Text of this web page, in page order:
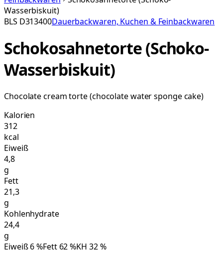
Wasserbiskuit)
BLS D313400Dauerbackwaren, Kuchen & Feinbackwaren
Schokosahnetorte (Schoko-
Wasserbiskuit)
Chocolate cream torte (chocolate water sponge cake)
Kalorien
312
kcal
Eiweiß
4,8
g
Fett
21,3
g
Kohlenhydrate
24,4
g
Eiweiß6%Fett 62%KH 32%